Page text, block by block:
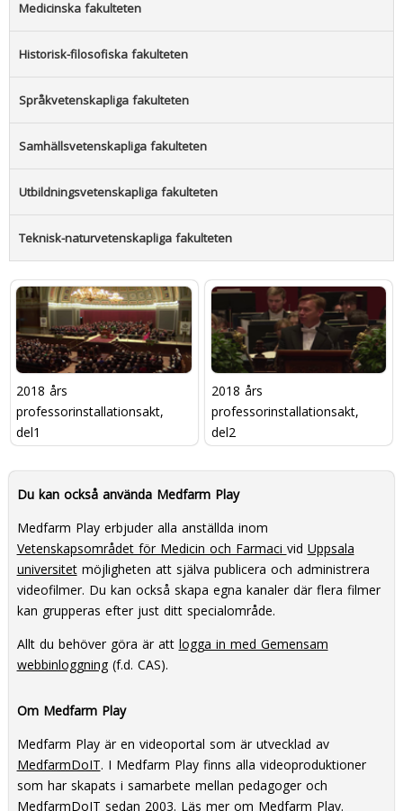
Medicinska fakulteten
Historisk-filosofiska fakulteten
Språkvetenskapliga fakulteten
Samhällsvetenskapliga fakulteten
Utbildningsvetenskapliga fakulteten
Teknisk-naturvetenskapliga fakulteten
2018 års
professorinstallationsakt,
del1
2018 års
professorinstallationsakt,
del2
Du kan också använda Medfarm Play
Medfarm Play erbjuder alla anställda inom
Vetenskapsområdet för Medicin och Farmaci vid Uppsala
universitetmöjligheten att själva publicera och administrera
videofilmer. Du kan också skapa egna kanaler där flera filmer
kan grupperas efter just ditt specialområde.
Allt du behöver göra är att logga in med Gemensam
webbinloggning(f.d. CAS).
Om Medfarm Play
Medfarm Play är en videoportal som är utvecklad av
MedfarmDoIT. I Medfarm Play finns alla videoproduktioner
som har skapats i samarbete mellan pedagoger och
MedfarmDoIT sedan 2003. Läs mer om Medfarm Play.